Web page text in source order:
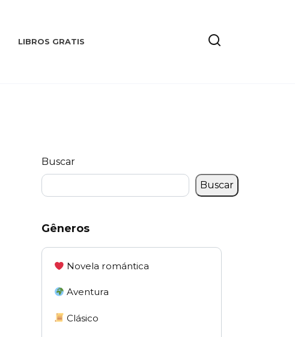
LIBROS GRATIS
Buscar
Buscar
Gêneros
Novela romántica
Aventura
Clásico